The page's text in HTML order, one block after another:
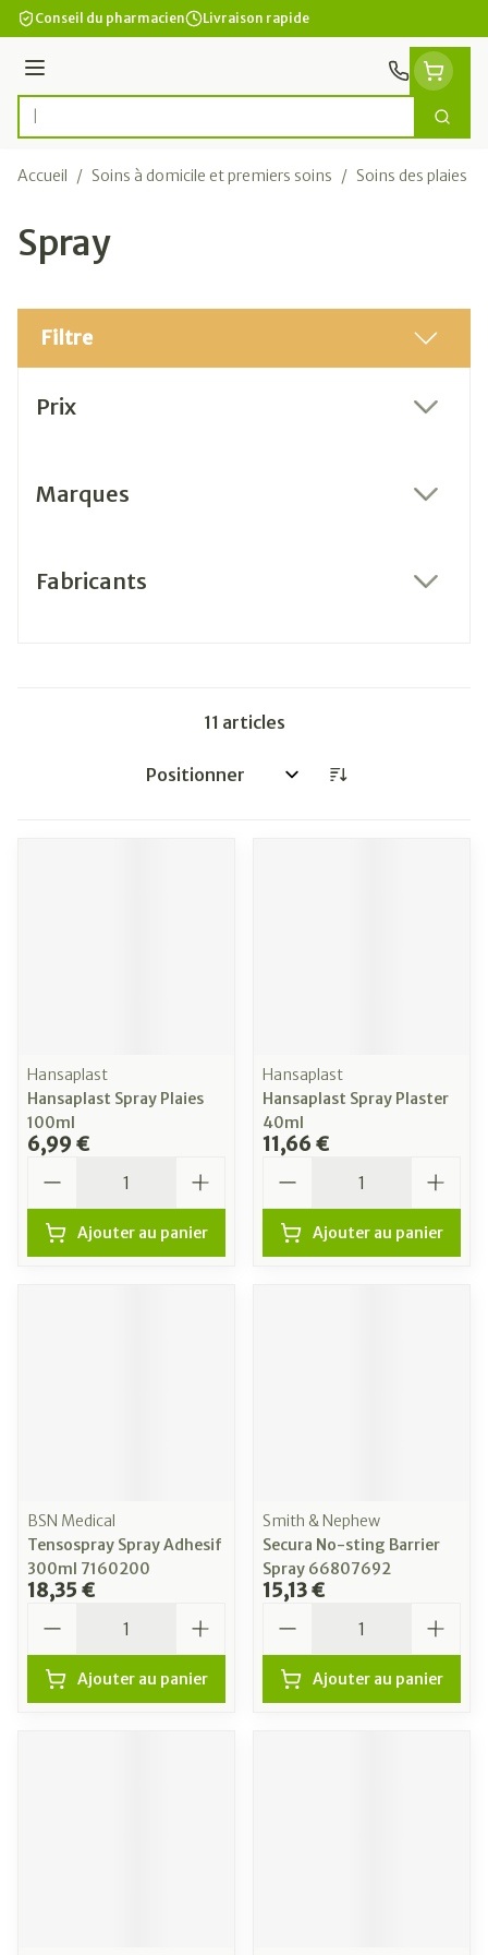
Aller au contenu
Conseil du pharmacien Livraison rapide
Menu
Rechercher
Accueil / Soins à domicile et premiers soins / Soins des plaies
Spray
Filtre
Prix
Marques
Fabricants
11 articles
Trier par:
Hansaplast
Hansaplast Spray Plaies
100ml
6,99 €
Ajouter au panier
Hansaplast
Hansaplast Spray Plaster
40ml
11,66 €
Ajouter au panier
BSN Medical
Tensospray Spray Adhesif
300ml 7160200
18,35 €
Ajouter au panier
Smith & Nephew
Secura No-sting Barrier
Spray 66807692
15,13 €
Ajouter au panier